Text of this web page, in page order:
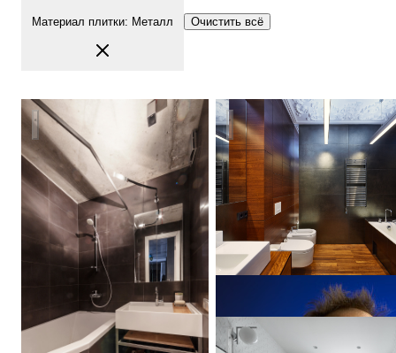
Материал плитки: Металл Очистить всё
квартира художника Квартира коллекционера |
FLAT-D